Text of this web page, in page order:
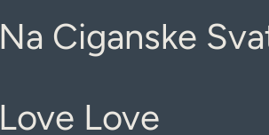
Na Ciganske
Love Love